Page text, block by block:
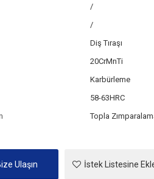
/
/
Diş Tıraşı
20CrMnTi
Karbürleme
58-63HRC
Topla
Ulaşın İstek Listesine